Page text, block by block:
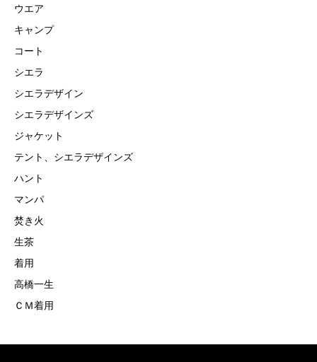
ウエア
キャンプ
コート
シエラ
シエラデザイン
シエラデザインズ
ジャケット
テント、シエラデザインズ
ハント
マンパ
焚き火
生茶
着用
高橋一生
ＣＭ着用